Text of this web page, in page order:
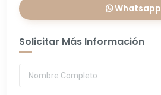
Whatsapp
Solicitar Más Información